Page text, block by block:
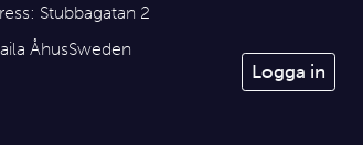
Stubbagatan 2
ÅhusSweden
Logga in